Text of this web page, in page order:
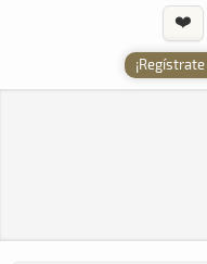
❤️
¡Regístrate